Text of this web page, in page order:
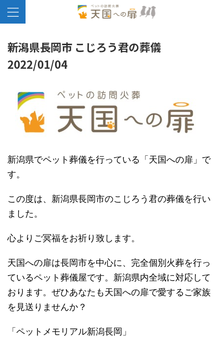
新潟県長岡市 こじろう君の葬儀
2022/01/04
新潟県でペット葬儀を行っている「天国への扉」で
す。
この度は、新潟県長岡市のこじろう君の葬儀を行い
ました。
心よりご冥福をお祈り致します。
天国への扉は長岡市を中心に、完全個別火葬を行っ
ているペット葬儀屋です。新潟県内全域に対応して
おります。ぜひあなたも天国への扉で愛するご家族
を見送りませんか？
「ペットメモリアル新潟長岡」